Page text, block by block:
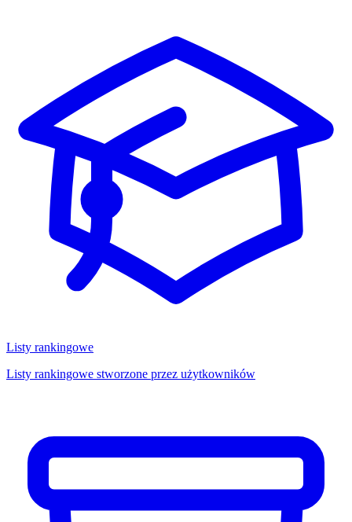
Listy rankingowe
Listy rankingowe stworzone przez użytkowników